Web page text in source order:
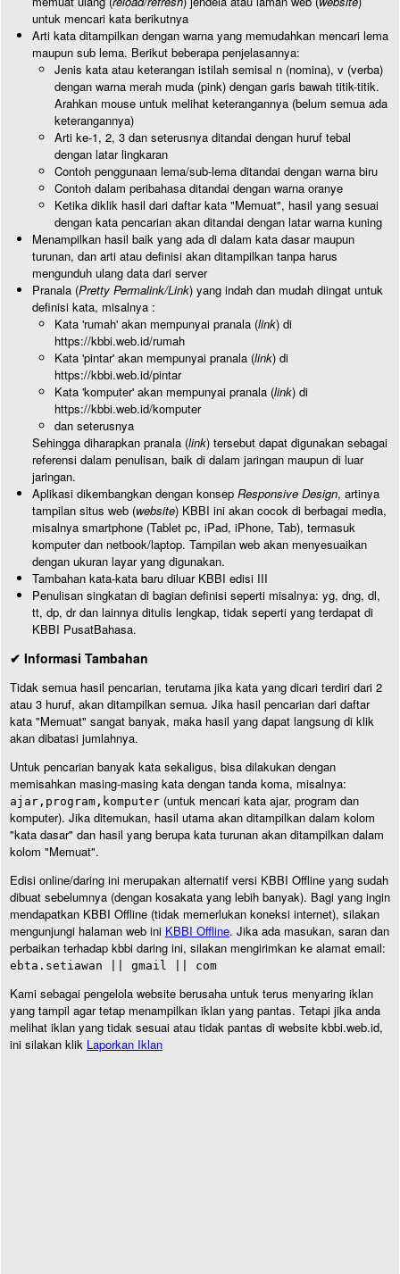
untuk mencari kata berikutnya
Arti kata ditampilkan dengan warna yang memudahkan mencari lema
maupun sub lema. Berikut beberapa penjelasannya:
Jenis kata atau keterangan istilah semisal n (nomina), v (verba)
dengan warna merah muda (pink) dengan garis bawah titik-titik.
Arahkan mouse untuk melihat keterangannya (belum semua ada
keterangannya)
Arti ke-1, 2, 3 dan seterusnya ditandai dengan huruf tebal
dengan latar lingkaran
Contoh penggunaan lema/sub-lema ditandai dengan warna biru
Contoh dalam peribahasa ditandai dengan warna oranye
Ketika diklik hasil dari daftar kata "Memuat", hasil yang sesuai
dengan kata pencarian akan ditandai dengan latar warna kuning
Menampilkan hasil baik yang ada di dalam kata dasar maupun
turunan, dan arti atau definisi akan ditampilkan tanpa harus
mengunduh ulang data dari server
Pranala (Pretty Permalink/Link) yang indah dan mudah diingat untuk
definisi kata, misalnya :
Kata 'rumah' akan mempunyai pranala (link) di
https://kbbi.web.id/rumah
Kata 'pintar' akan mempunyai pranala (link) di
https://kbbi.web.id/pintar
Kata 'komputer' akan mempunyai pranala (link) di
https://kbbi.web.id/komputer
dan seterusnya
Sehingga diharapkan pranala (link) tersebut dapat digunakan sebagai
referensi dalam penulisan, baik di dalam jaringan maupun di luar
jaringan.
Aplikasi dikembangkan dengan konsep Responsive Design, artinya
tampilan situs web (website) KBBI ini akan cocok di berbagai media,
misalnya smartphone (Tablet pc, iPad, iPhone, Tab), termasuk
komputer dan netbook/laptop. Tampilan web akan menyesuaikan
dengan ukuran layar yang digunakan.
Tambahan kata-kata baru diluar KBBI edisi III
Penulisan singkatan di bagian definisi seperti misalnya: yg, dng, dl,
tt, dp, dr dan lainnya ditulis lengkap, tidak seperti yang terdapat di
KBBI PusatBahasa.
✔ Informasi Tambahan
Tidak semua hasil pencarian, terutama jika kata yang dicari terdiri dari 2
atau 3 huruf, akan ditampilkan semua. Jika hasil pencarian dari daftar
kata "Memuat" sangat banyak, maka hasil yang dapat langsung di klik
akan dibatasi jumlahnya.
Untuk pencarian banyak kata sekaligus, bisa dilakukan dengan
memisahkan masing-masing kata dengan tanda koma, misalnya:
ajar,program,komputer (untuk mencari kata ajar, program dan
komputer). Jika ditemukan, hasil utama akan ditampilkan dalam kolom
"kata dasar" dan hasil yang berupa kata turunan akan ditampilkan dalam
kolom "Memuat".
Edisi online/daring ini merupakan alternatif versi KBBI Offline yang sudah
dibuat sebelumnya (dengan kosakata yang lebih banyak). Bagi yang ingin
mendapatkan KBBI Offline (tidak memerlukan koneksi internet), silakan
mengunjungi halaman web ini KBBI Offline. Jika ada masukan, saran dan
perbaikan terhadap kbbi daring ini, silakan mengirimkan ke alamat email:
ebta.setiawan || gmail || com
Kami sebagai pengelola website berusaha untuk terus menyaring iklan
yang tampil agar tetap menampilkan iklan yang pantas. Tetapi jika anda
melihat iklan yang tidak sesuai atau tidak pantas di website kbbi.web.id,
ini silakan klik Laporkan Iklan